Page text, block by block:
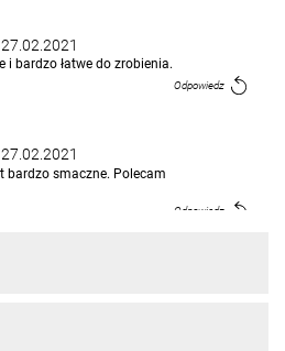
27.02.2021
i bardzo łatwe do zrobienia.
Odpowiedz
27.02.2021
bardzo smaczne. Polecam
Odpowiedz
nie próbował - gorąco